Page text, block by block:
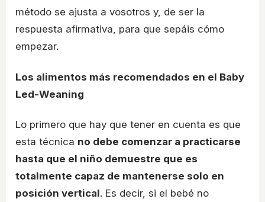
método se ajusta a vosotros y, de ser la
respuesta afirmativa, para que sepáis cómo
empezar.
Los alimentos más recomendados en el Baby
Led-Weaning
Lo primero que hay que tener en cuenta es que
esta técnica no debe comenzar a practicarse
hasta que el niño demuestre que es
totalmente capaz de mantenerse solo en
posición vertical. Es decir, si el bebé no